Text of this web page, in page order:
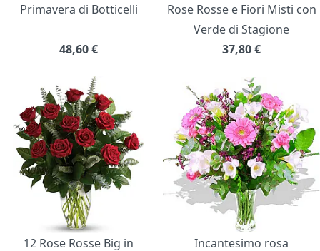
Primavera di Botticelli
48,60€
Rose Rosse e Fiori Misti con
Verde di Stagione
37,80€
12 Rose Rosse Big in Incantesimo rosa